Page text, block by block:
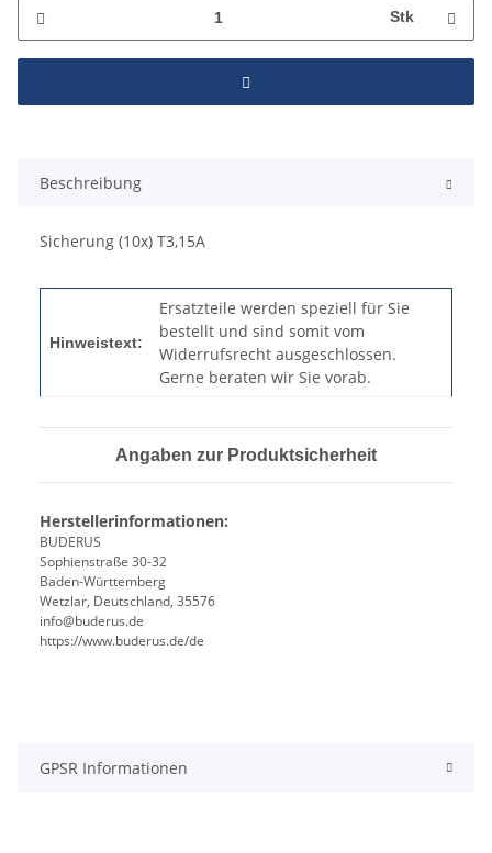
Stk
Beschreibung
Sicherung (10x) T3,15A
Hinweistext:
Ersatzteile werden speziell für Sie
bestellt und sind somit vom
Widerrufsrecht ausgeschlossen.
Gerne beraten wir Sie vorab.
Angaben zur Produktsicherheit
Herstellerinformationen:
BUDERUS
Sophienstraße 30-32
Baden-Württemberg
Wetzlar, Deutschland, 35576
info@buderus.de
https://www.buderus.de/de
GPSR Informationen